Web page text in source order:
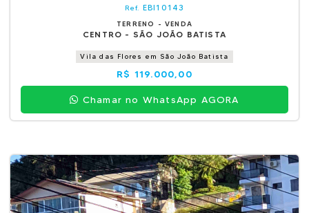
Ref. EBI10143
TERRENO - VENDA
CENTRO - SÃO JOÃO BATISTA
Vila das Flores em São João Batista
R$ 119.000,00
Chamar no WhatsApp AGORA